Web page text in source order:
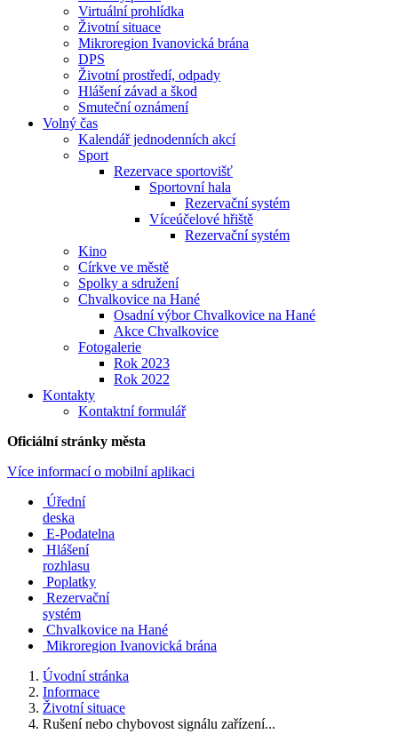
Virtuální prohlídka
Životní situace
Mikroregion Ivanovická brána
DPS
Životní prostředí, odpady
Hlášení závad a škod
Smuteční oznámení
Volný čas
Kalendář jednodenních akcí
Sport
Rezervace sportovišť
Sportovní hala
Rezervační systém
Víceúčelové hřiště
Rezervační systém
Kino
Církve ve městě
Spolky a sdružení
Chvalkovice na Hané
Osadní výbor Chvalkovice na Hané
Akce Chvalkovice
Fotogalerie
Rok 2023
Rok 2022
Kontakty
Kontaktní formulář
Oficiální stránky města
Více informací o mobilní aplikaci
Úřední
deska
E-Podatelna
Hlášení
rozhlasu
Poplatky
Rezervační
systém
Chvalkovice na Hané
Mikroregion Ivanovická brána
Úvodní stránka
Informace
Životní situace
Rušení nebo chybovost signálu zařízení...